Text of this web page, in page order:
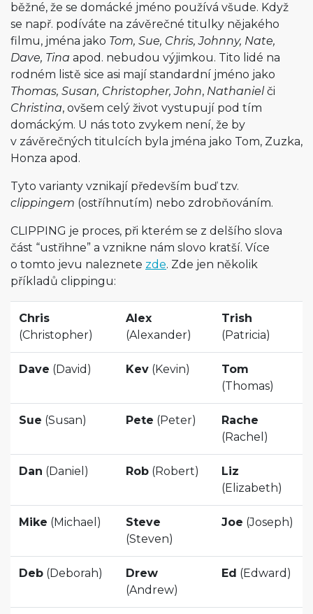
běžné, že se domácké jméno používá všude. Když
se např. podíváte na závěrečné titulky nějakého
filmu, jména jako Tom, Sue, Chris, Johnny, Nate,
Dave, Tina apod. nebudou výjimkou. Tito lidé na
rodném listě sice asi mají standardní jméno jako
Thomas, Susan, Christopher, John, Nathanielči
Christina, ovšem celý život vystupují pod tím
domáckým. U nás toto zvykem není, že by
v závěrečných titulcích byla jména jako Tom, Zuzka,
Honza apod.
Tyto varianty vznikají především buď tzv.
clippingem (ostříhnutím) nebo zdrobňováním.
CLIPPING je proces, při kterém se z delšího slova
část “ustřihne” a vznikne nám slovo kratší. Více
o tomto jevu naleznete zde. Zde jen několik
příkladů clippingu:
Chris
(Christopher)
Alex
(Alexander)
Trish
(Patricia)
Dave (David) Kev (Kevin)
Tom
(Thomas)
Sue (Susan) Pete (Peter)
Rache
(Rachel)
Dan (Daniel) Rob (Robert)
Liz
(Elizabeth)
Mike (Michael)
Steve
(Steven)
Joe (Joseph)
Deb (Deborah)
Drew
(Andrew)
Ed (Edward)